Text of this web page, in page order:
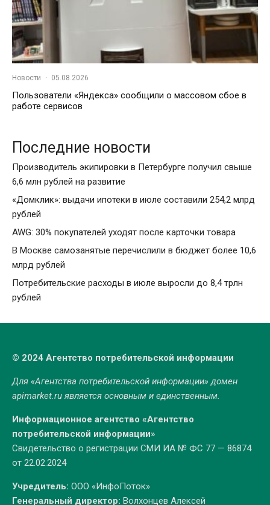
Новости · 05.08.2026
Пользователи «Яндекса» сообщили о массовом сбое в
работе сервисов
Последние новости
Производитель экипировки в Петербурге получил свыше
6,6 млн рублей на развитие
«Домклик»: выдачи ипотеки в июле составили 254,2 млрд
рублей
AWG: 30% покупателей уходят после карточки товара
В Москве самозанятые перечислили в бюджет более 10,6
млрд рублей
Потребительские расходы в июле выросли до 8,4 трлн
рублей
© 2024 Агентство потребительской информации
Для «Агентства потребительской информации» домен
apimarket.ruявляется основным и единственным.
Информационное агентство «Агентство
потребительской информации»
Свидетельство о регистрации СМИ ИА № ФС 77 — 86874
от 22.02.2024
Учредитель: ООО «ИнфоПоток»
Генеральный директор: Волхонцев Алексей